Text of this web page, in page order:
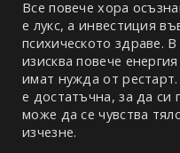
Все повече хора
е лукс, а инвестиция
психическото здраве.
изисква повече
имат нужда от
е достатъчна, за да си
може да се чувства
изчезне.